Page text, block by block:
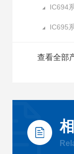
IC694
IC695
查看全部